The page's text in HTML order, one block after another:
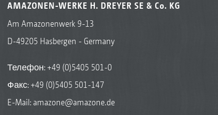
AMAZONEN-WERKE H. DREYER SE & Co. KG
Am Amazonenwerk 9-13
D-49205 Hasbergen - Germany
Телефон:+49 (0)5405 501-0
Факс: +49 (0)5405 501-147
E-Mail: amazone@amazone.de